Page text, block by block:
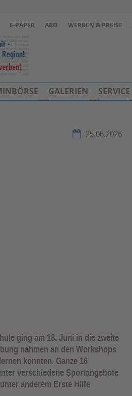
E-PAPER ABO WERBEN & PREISE
25.06.2026
ging am 18. Juni in die zweite
nahmen an den Workshops
konnten. Ganze 16
verschiedene Sportangebote
anderem Erste Hilfe
GALERIEN SERVICE